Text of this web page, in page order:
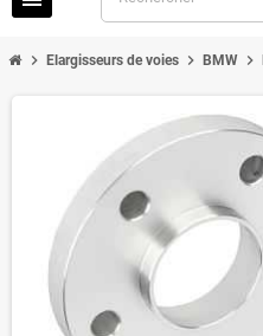
chevron_right Elargisseurs de voies chevron_right BMW chevron_right